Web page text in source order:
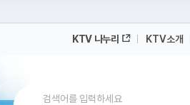
KTV 나누리 KTV소개
검색